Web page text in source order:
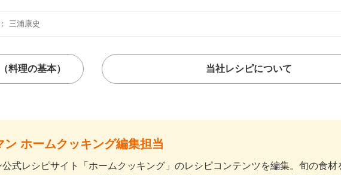
三浦康史
（料理の基本） 当社レシピについて
ン ホームクッキング編集担当
公式レシピサイト「ホームクッキング」のレシピコンテンツを編集。旬の食